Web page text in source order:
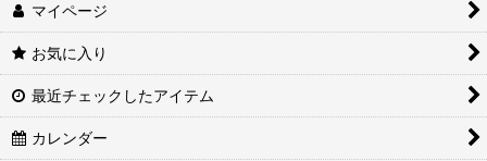
マイページ
お気に入り
最近チェックしたアイテム
カレンダー